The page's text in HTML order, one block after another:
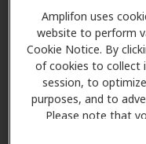
Amplifon uses
website to perform
Cookie Notice. By
of cookies to collect
session, to
purposes, and to
Please note that